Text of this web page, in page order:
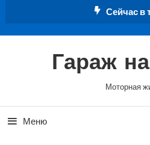
Сейчас в
Гараж
Моторная
Меню